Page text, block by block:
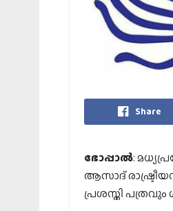
Share
ഭോപ്പാല്‍:
ആസാദ്
പ്രശസ്തി